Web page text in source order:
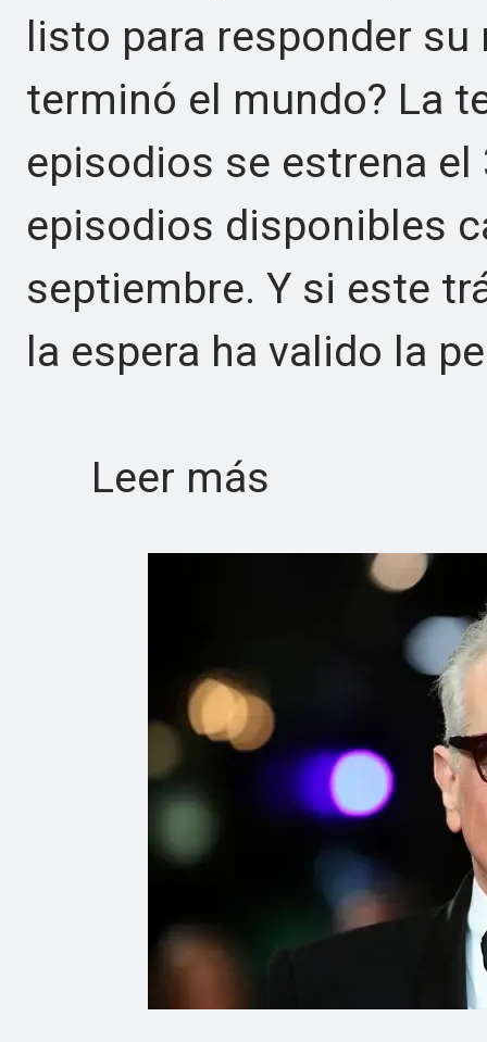
listo para responder
terminó el mundo? La
episodios se estrena
episodios disponibles
septiembre. Y si este
la espera ha valido la
Leer más